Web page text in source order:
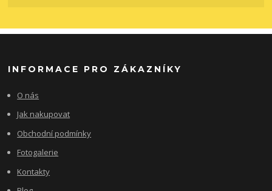
INFORMACE PRO ZÁKAZNÍKY
O nás
Jak nakupovat
Obchodní podmínky
Fotogalerie
Kontakty